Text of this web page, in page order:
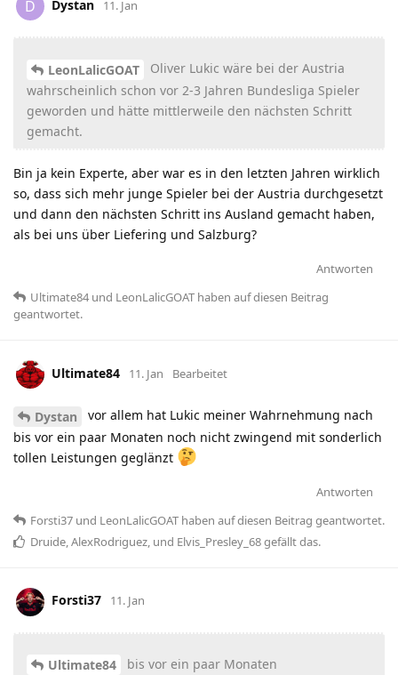
D Dystan 11. Jan
LeonLalicGOAT
Oliver Lukic wäre bei der Austria
wahrscheinlich schon vor 2-3 Jahren Bundesliga Spieler
geworden und hätte mittlerweile den nächsten Schritt
gemacht.
Bin ja kein Experte, aber war es in den letzten Jahren wirklich
so, dass sich mehr junge Spieler bei der Austria durchgesetzt
und dann den nächsten Schritt ins Ausland gemacht haben,
als bei uns über Liefering und Salzburg?
Antworten
Ultimate84 und LeonLalicGOAT haben auf diesen Beitrag
geantwortet.
Ultimate84 11. Jan Bearbeitet
Dystan
vor allem hat Lukic meiner Wahrnehmung nach
bis vor ein paar Monaten noch nicht zwingend mit sonderlich
tollen Leistungen geglänzt
Antworten
Forsti37 und LeonLalicGOAT haben auf diesen Beitrag geantwortet.
Druide AlexRodriguez , und Elvis_Presley_68gefällt das.
Forsti37 11. Jan
Ultimate84 bis vor ein paar Monaten